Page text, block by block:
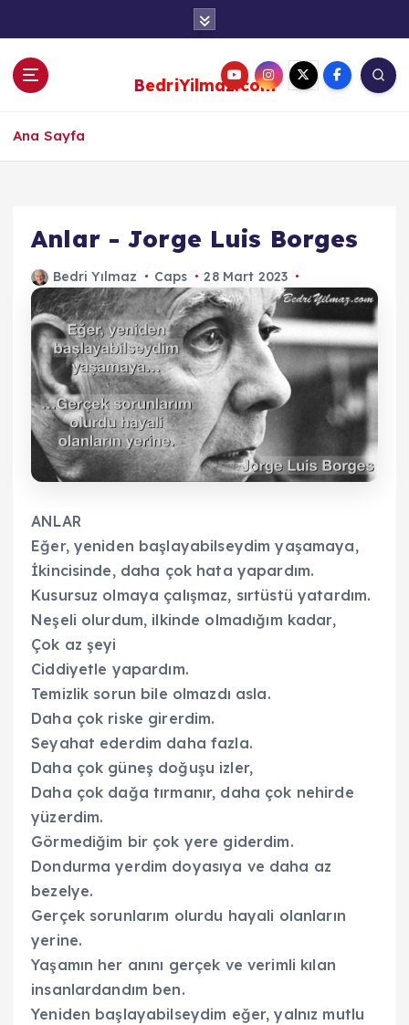
BedriYilmaz.com
Ana Sayfa
Anlar - Jorge Luis Borges
Bedri Yılmaz Caps 28 Mart 2023
ANLAR
Eğer, yeniden başlayabilseydim yaşamaya,
İkincisinde, daha çok hata yapardım.
Kusursuz olmaya çalışmaz, sırtüstü yatardım.
Neşeli olurdum, ilkinde olmadığım kadar,
Çok az şeyi
Ciddiyetle yapardım.
Temizlik sorun bile olmazdı asla.
Daha çok riske girerdim.
Seyahat ederdim daha fazla.
Daha çok güneş doğuşu izler,
Daha çok dağa tırmanır, daha çok nehirde
yüzerdim.
Görmediğim bir çok yere giderdim.
Dondurma yerdim doyasıya ve daha az
bezelye.
Gerçek sorunlarım olurdu hayali olanların
yerine.
Yaşamın her anını gerçek ve verimli kılan
insanlardandım ben.
Yeniden başlayabilseydim eğer, yalnız mutlu